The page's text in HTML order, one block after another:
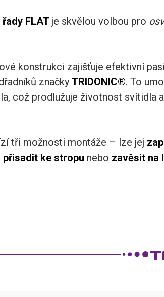
řady FLAT je skvělou volbou pro
konstrukci zajišťuje efektivní
značkyTRIDONIC®. To
což prodlužuje životnost svítidla
tři možnosti montáže – lze jej
přisadit ke stropu nebo zavěsit na